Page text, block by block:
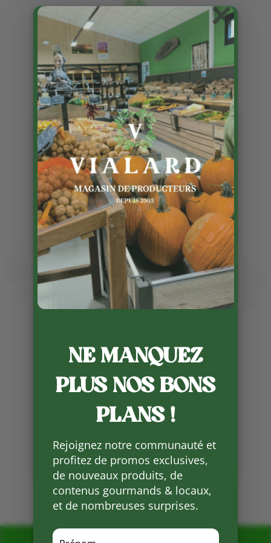
Traiteur
Publié le 4 03 2025
Voici le menu de la semaine de
sur
Facebook
Mots clés :
NE MANQUEZ
PLUS NOS BONS
PLANS !
Rejoignez notre communauté et
profitez de promos exclusives,
de nouveaux produits, de
contenus gourmands & locaux,
et de nombreuses surprises.
×